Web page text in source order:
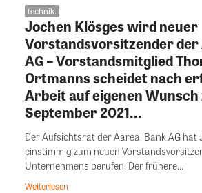
technik.
Jochen Klösges wird neuer
Vorstandsvorsitzender der
AG – Vorstandsmitglied
Ortmanns scheidet nach
Arbeit auf eigenen Wunsch
September 2021...
Der Aufsichtsrat der Aareal Bank AG hat
einstimmig zum neuen
Unternehmens berufen. Der frühere...
Weiterlesen